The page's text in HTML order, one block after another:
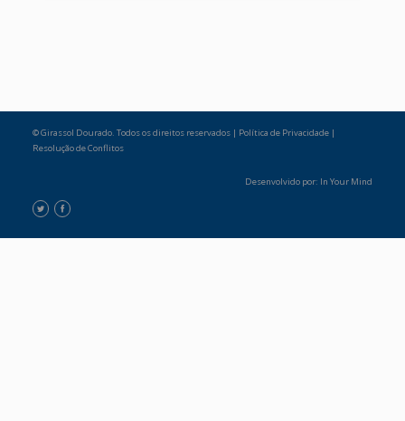
© Girassol Dourado. Todos os direitos reservados | Política de Privacidade|
Resolução de Conflitos
Desenvolvido por: In Your Mind